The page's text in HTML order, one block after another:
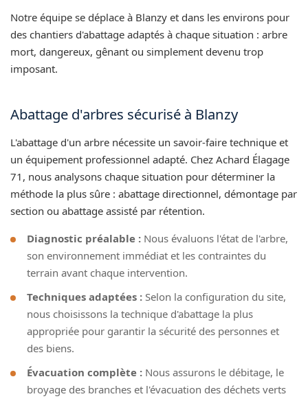
Notre équipe se déplace à Blanzy et dans les environs pour
des chantiers d'abattage adaptés à chaque situation : arbre
mort, dangereux, gênant ou simplement devenu trop
imposant.
Abattage d'arbres sécurisé à Blanzy
L'abattage d'un arbre nécessite un savoir-faire technique et
un équipement professionnel adapté. Chez Achard Élagage
71, nous analysons chaque situation pour déterminer la
méthode la plus sûre : abattage directionnel, démontage par
section ou abattage assisté par rétention.
Diagnostic préalable : Nous évaluons l'état de l'arbre,
son environnement immédiat et les contraintes du
terrain avant chaque intervention.
Techniques adaptées : Selon la configuration du site,
nous choisissons la technique d'abattage la plus
appropriée pour garantir la sécurité des personnes et
des biens.
Évacuation complète : Nous assurons le débitage, le
broyage des branches et l'évacuation des déchets verts